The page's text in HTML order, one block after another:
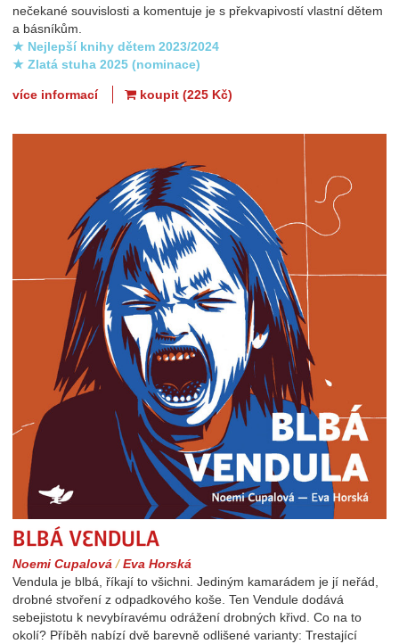
nečekané souvislosti a komentuje je s překvapivostí vlastní dětem
a básníkům.
★ Nejlepší knihy dětem 2023/2024
★ Zlatá stuha 2025 (nominace)
více informací koupit (225 Kč)
Noemi Cupalová /Eva Horská
Vendula je blbá, říkají to všichni. Jediným kamarádem je jí neřád,
drobné stvoření z odpadkového koše. Ten Vendule dodává
sebejistotu k nevybíravému odrážení drobných křivd. Co na to
okolí? Příběh nabízí dvě barevně odlišené varianty: Trestající